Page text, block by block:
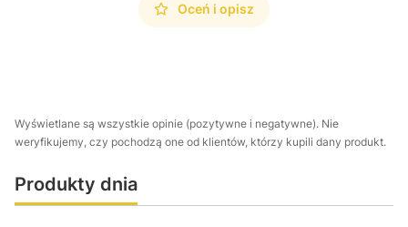
Oceń i opisz
Wyświetlane są wszystkie opinie (pozytywne i negatywne). Nie
weryfikujemy, czy pochodzą one od klientów, którzy kupili dany produkt.
Produkty dnia